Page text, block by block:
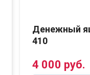
Денежный
410
4 000 руб.